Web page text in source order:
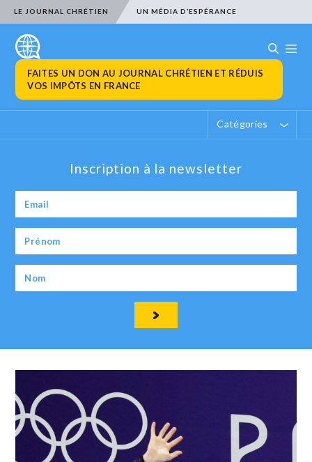
LE JOURNAL CHRÉTIEN UN MÉDIA D’ESPÉRANCE
FAITES UN DON AU JOURNAL CHRÉTIEN ET RÉDUIS
VOS IMPÔTS EN FRANCE
Catégories
Inscription à la newsletter